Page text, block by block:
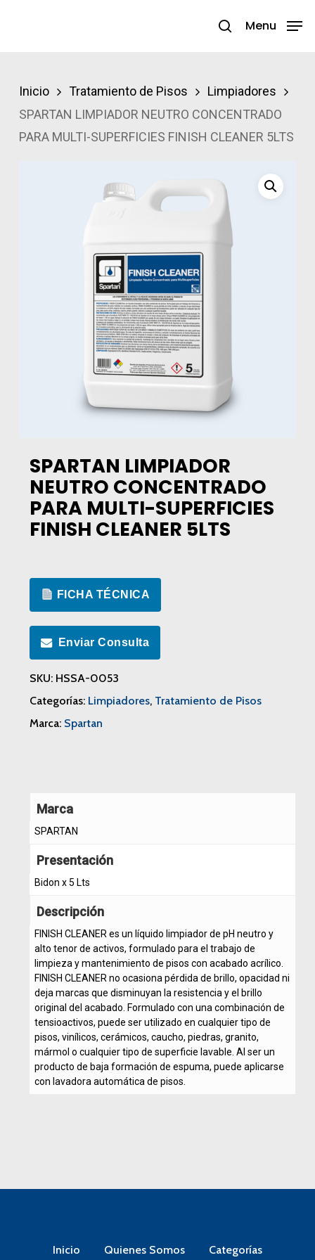
search
Menu
Inicio Tratamiento de Pisos
Limpiadores
SPARTAN LIMPIADOR NEUTRO CONCENTRADO
PARA MULTI-SUPERFICIES FINISH CLEANER 5LTS
SPARTAN LIMPIADOR
NEUTRO CONCENTRADO
PARA MULTI-SUPERFICIES
FINISH CLEANER 5LTS
FICHA TÉCNICA
Enviar Consulta
SKU: HSSA-0053
Categorías: Limpiadores, Tratamiento de Pisos
Marca: Spartan
Marca
SPARTAN
Presentación
Bidon x 5 Lts
Descripción
FINISH CLEANER es un líquido limpiador de pH neutro y
alto tenor de activos, formulado para el trabajo de
limpieza y mantenimiento de pisos con acabado acrílico.
FINISH CLEANER no ocasiona pérdida de brillo, opacidad ni
deja marcas que disminuyan la resistencia y el brillo
original del acabado. Formulado con una combinación de
tensioactivos, puede ser utilizado en cualquier tipo de
pisos, vinílicos, cerámicos, caucho, piedras, granito,
mármol o cualquier tipo de superficie lavable. Al ser un
producto de baja formación de espuma, puede aplicarse
con lavadora automática de pisos.
Inicio Quienes Somos Categorías